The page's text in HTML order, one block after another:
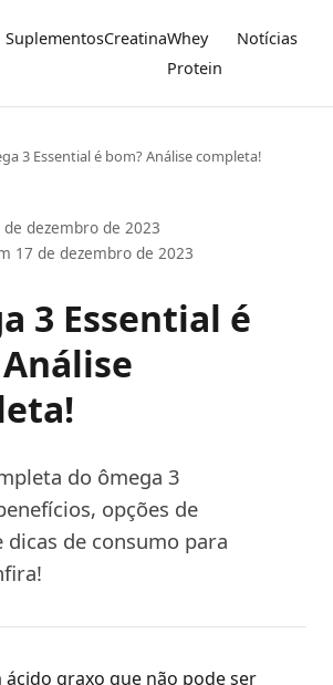
SuplementosCreatinaWhey
Protein
Notícias
3 Essential é bom? Análise completa!
de dezembro de 2023
17 de dezembro de 2023
3 Essential é
do ômega 3
opções de
de consumo para
ácido graxo que não pode ser